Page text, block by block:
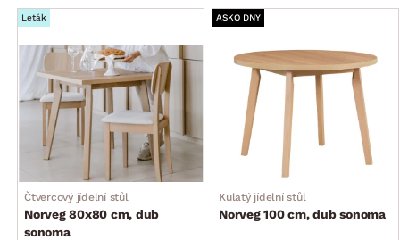
výška opěradla: 49 cm
doporučená nosnost do 120 kg
dodáváno smontované
Leták
Čtvercový jídelní stůl
Norveg 80x80 cm, dub
sonoma
ASKO DNY
Kulatý jídelní stůl
Norveg 100 cm, dub sonoma